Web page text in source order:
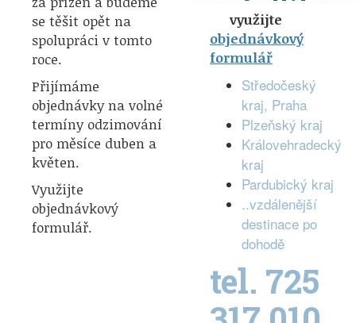
se těšit opět na
spolupráci v tomto
roce.
Přijímáme
objednávky na volné
termíny odzimování
pro měsíce duben a
květen.
Využijte
objednávkový
formulář.
využijte
objednávkový
formulář
Středočeský
kraj, Praha
Plzeňský kraj
Královehradecký
kraj
Pardubický kraj
..vzdálenější
destinace po
dohodě
tel. 725